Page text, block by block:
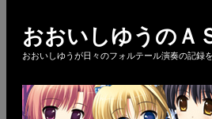
おおいしゆうのＡ
おおいしゆうが日々のフォルテール演奏の記録